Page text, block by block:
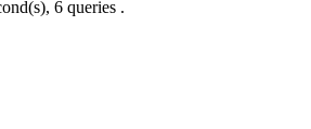
6 queries .